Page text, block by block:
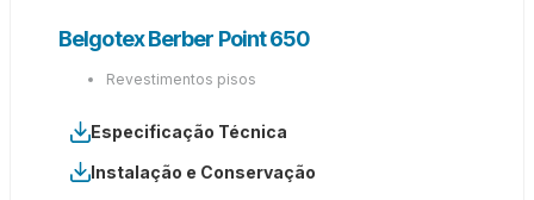
Belgotex Berber Point 650
Revestimentos pisos
Especificação Técnica
Instalação e Conservação